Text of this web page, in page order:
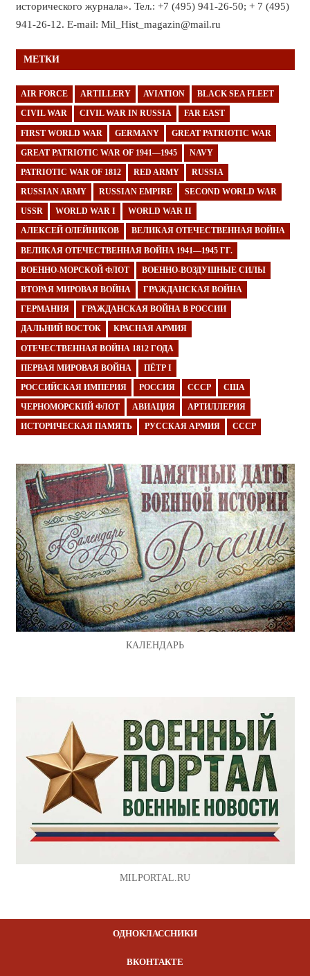
исторического журнала». Тел.: +7 (495) 941-26-50; + 7 (495)
941-26-12. E-mail: Mil_Hist_magazin@mail.ru
МЕТКИ
AIR FORCE ARTILLERY AVIATION BLACK SEA FLEET
CIVIL WAR CIVIL WAR IN RUSSIA FAR EAST
FIRST WORLD WAR GERMANY GREAT PATRIOTIC WAR
GREAT PATRIOTIC WAR OF 1941—1945 NAVY
PATRIOTIC WAR OF 1812 RED ARMY RUSSIA
RUSSIAN ARMY RUSSIAN EMPIRE SECOND WORLD WAR
USSR WORLD WAR I WORLD WAR II
АЛЕКСЕЙ ОЛЕЙНИКОВ ВЕЛИКАЯ ОТЕЧЕСТВЕННАЯ ВОЙНА
ВЕЛИКАЯ ОТЕЧЕСТВЕННАЯ ВОЙНА 1941—1945 ГГ.
ВОЕННО-МОРСКОЙ ФЛОТ ВОЕННО-ВОЗДУШНЫЕ СИЛЫ
ВТОРАЯ МИРОВАЯ ВОЙНА ГРАЖДАНСКАЯ ВОЙНА
ГЕРМАНИЯ ГРАЖДАНСКАЯ ВОЙНА В РОССИИ
ДАЛЬНИЙ ВОСТОК КРАСНАЯ АРМИЯ
ОТЕЧЕСТВЕННАЯ ВОЙНА 1812 ГОДА
ПЕРВАЯ МИРОВАЯ ВОЙНА ПЁТР I
РОССИЙСКАЯ ИМПЕРИЯ РОССИЯ СССР США
ЧЕРНОМОРСКИЙ ФЛОТ АВИАЦИЯ АРТИЛЛЕРИЯ
ИСТОРИЧЕСКАЯ ПАМЯТЬ РУССКАЯ АРМИЯ СССР
КАЛЕНДАРЬ
MILPORTAL.RU
ОДНОКЛАССНИКИ
ВКОНТАКТЕ